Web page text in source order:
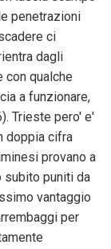
penetrazioni
ci
dagli
con qualche
a funzionare,
Trieste pero' e'
doppia cifra
provano a
subito puniti da
vantaggio
per